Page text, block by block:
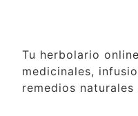
Tu herbolario
medicinales,
remedios